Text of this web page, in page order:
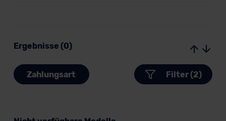
Ergebnisse (0)
Zahlungsart Filter (2)